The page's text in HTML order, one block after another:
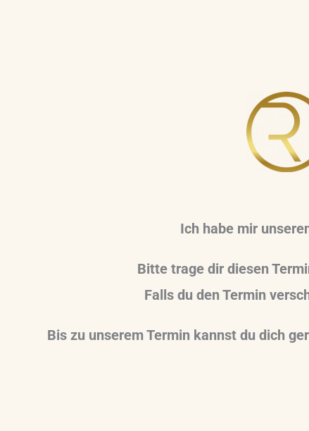
Ich habe mir
Bitte trage dir diesen
Falls du den Termin
Bis zu unserem Termin kannst du dich